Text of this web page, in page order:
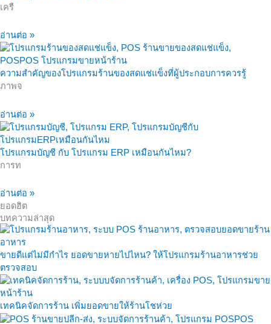
เครื
อ่านต่อ »
ความสำคัญของโปรแกรมร้านของสดแช่แข็งที่ผู้ประกอบการควรรู้
ภาพจ
อ่านต่อ »
โปรแกรมบัญชี กับ โปรแกรม ERP เหมือนกันไหม?
การท
อ่านต่อ »
ยอดฮิต
บทความล่าสุด
ขายดีแต่ไม่มีกำไร ยอดขายหายไปไหน? ให้โปรแกรมร้านอาหารช่วย
ตรวจสอบ
เทคนิคจัดการร้าน เพิ่มยอดขายให้ร้านโชห่วย